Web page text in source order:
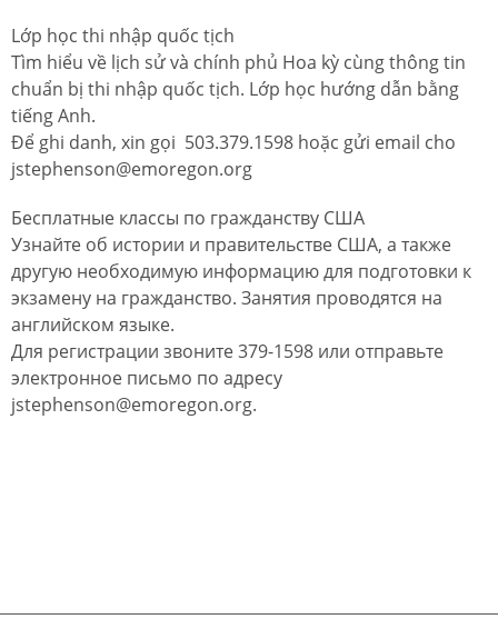
Lớp học thi nhập quốc tịch
Tìm hiểu về lịch sử và chính phủ Hoa kỳ cùng thông tin
chuẩn bị thi nhập quốc tịch. Lớp học hướng dẫn bằng
tiếng Anh.
Để ghi danh, xin gọi 503.379.1598 hoặc gửi email cho
jstephenson@emoregon.org
Бесплатные классы по гражданству США
Узнайте об истории и правительстве США, а также
другую необходимую информацию для подготовки к
экзамену на гражданство. Занятия проводятся на
английском языке.
Для регистрации звоните 379-1598 или отправьте
электронное письмо по адресу
jstephenson@emoregon.org.